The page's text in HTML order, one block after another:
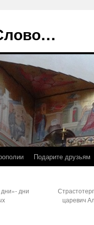
Подарите друзьям
дни
царевич